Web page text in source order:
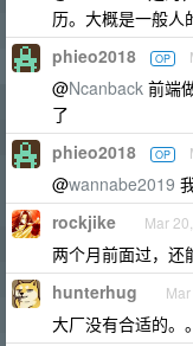
历。大概是一般人
phieo2018 OP
@Ncanback 前端
了
phieo2018 OP
@wannabe2019
rockjike Mar
两个月前面过，还
hunterhug
大厂没有合适的。